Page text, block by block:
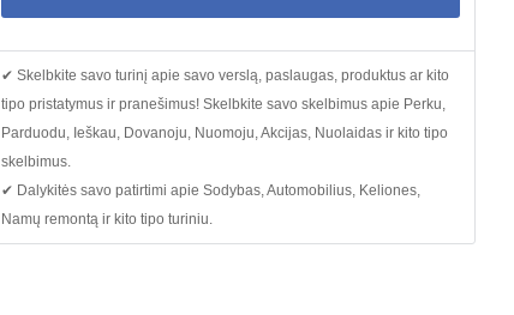
✔ Skelbkite savo turinį apie savo verslą, paslaugas, produktus ar kito
tipo pristatymus ir pranešimus! Skelbkite savo skelbimus apie Perku,
Parduodu, Ieškau, Dovanoju, Nuomoju, Akcijas, Nuolaidas ir kito tipo
skelbimus.
✔ Dalykitės savo patirtimi apie Sodybas, Automobilius, Keliones,
Namų remontą ir kito tipo turiniu.